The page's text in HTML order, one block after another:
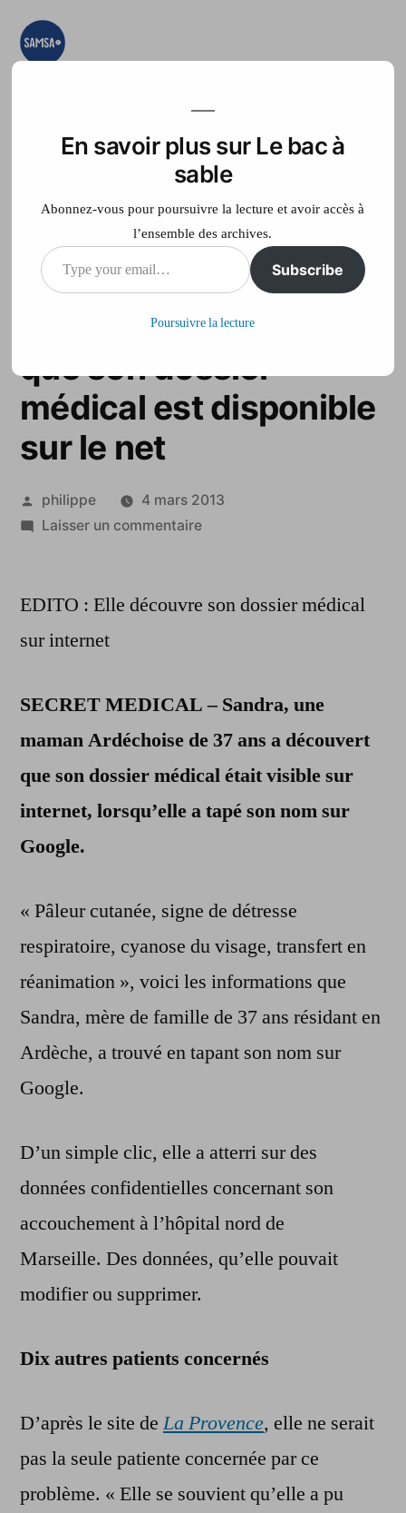
Aller
teste, on expérimente
Accueil France Télé
Secret médical : une
ardéchoise découvre
que son dossier
médical est disponible
sur le net
Publié
par
philippe
4 mars 2013
Laisser un commentairesur
:
que
médical
est
net
EDITO : Elle découvre son dossier médical
sur internet
SECRET MEDICAL – Sandra, une
maman Ardéchoise de 37 ans a découvert
que son dossier médical était visible sur
internet, lorsqu’elle a tapé son nom sur
Google.
« Pâleur cutanée, signe de détresse
respiratoire, cyanose du visage, transfert en
réanimation », voici les informations que
Sandra, mère de famille de 37 ans résidant en
Ardèche, a trouvé en tapant son nom sur
Google.
D’un simple clic, elle a atterri sur des
données confidentielles concernant son
accouchement à l’hôpital nord de
Marseille. Des données, qu’elle pouvait
modifier ou supprimer.
Dix autres patients concernés
D’après le site de La Provence, elle ne serait
pas la seule patiente concernée par ce
problème. « Elle se souvient qu’elle a pu
En savoir plus sur Le bac à
sable
Abonnez-vous pour poursuivre la lecture et avoir accès à
l’ensemble des archives.
Type
your
Subscribe
Poursuivre la lecture